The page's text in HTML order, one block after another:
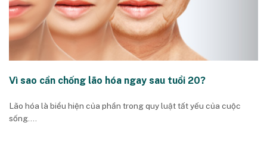
Vì sao cần chống lão hóa ngay sau tuổi 20?
Lão hóa là biểu hiện của phần trong quy luật tất yếu của cuộc
sống....